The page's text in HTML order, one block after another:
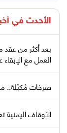
الأحدث في
بعد أكثر من
العمل مع الإبقاء
صرخات مُكبّلة..
الأوقاف اليمنية